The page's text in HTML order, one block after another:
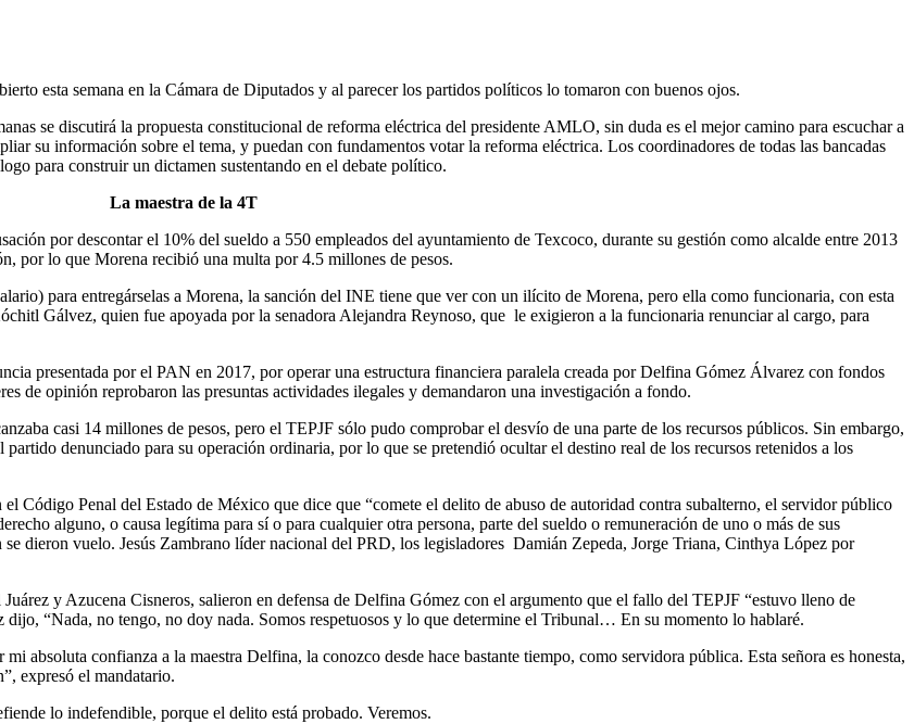
esta semana en la Cámara de Diputados y al parecer los partidos políticos lo tomaron con buenos ojos.
se discutirá la propuesta constitucional de reforma eléctrica del presidente AMLO, sin duda es el mejor camino para escuchar a
su información sobre el tema, y puedan con fundamentos votar la reforma eléctrica. Los coordinadores de todas las bancadas
para construir un dictamen sustentando en el debate político.
La maestra de la 4T
por descontar el 10% del sueldo a 550 empleados del ayuntamiento de Texcoco, durante su gestión como alcalde entre 2013
por lo que Morena recibió una multa por 4.5 millones de pesos.
para entregárselas a Morena, la sanción del INE tiene que ver con un ilícito de Morena, pero ella como funcionaria, con esta
Gálvez, quien fue apoyada por la senadora Alejandra Reynoso, que le exigieron a la funcionaria renunciar al cargo, para
presentada por el PAN en 2017, por operar una estructura financiera paralela creada por Delfina Gómez Álvarez con fondos
de opinión reprobaron las presuntas actividades ilegales y demandaron una investigación a fondo.
casi 14 millones de pesos, pero el TEPJF sólo pudo comprobar el desvío de una parte de los recursos públicos. Sin embargo,
denunciado para su operación ordinaria, por lo que se pretendió ocultar el destino real de los recursos retenidos a los
Código Penal del Estado de México que dice que “comete el delito de abuso de autoridad contra subalterno, el servidor público
alguno, o causa legítima para sí o para cualquier otra persona, parte del sueldo o remuneración de uno o más de sus
dieron vuelo. Jesús Zambrano líder nacional del PRD, los legisladores Damián Zepeda, Jorge Triana, Cinthya López por
y Azucena Cisneros, salieron en defensa de Delfina Gómez con el argumento que el fallo del TEPJF “estuvo lleno de
“Nada, no tengo, no doy nada. Somos respetuosos y lo que determine el Tribunal… En su momento lo hablaré.
absoluta confianza a la maestra Delfina, la conozco desde hace bastante tiempo, como servidora pública. Esta señora es honesta,
expresó el mandatario.
lo indefendible, porque el delito está probado. Veremos.